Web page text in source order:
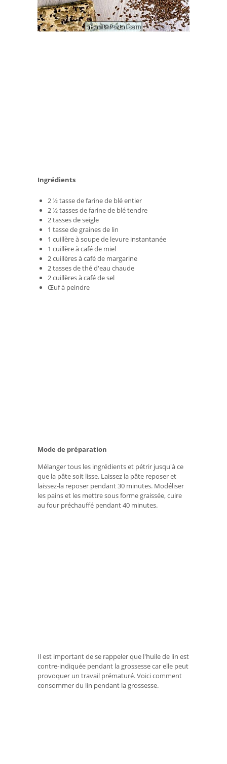
Ingrédients
2 ½ tasse de farine de blé entier
2 ½ tasses de farine de blé tendre
2 tasses de seigle
1 tasse de graines de lin
1 cuillère à soupe de levure instantanée
1 cuillère à café de miel
2 cuillères à café de margarine
2 tasses de thé d'eau chaude
2 cuillères à café de sel
Œuf à peindre
Mode de préparation
Mélanger tous les ingrédients et pétrir jusqu'à ce
que la pâte soit lisse. Laissez la pâte reposer et
laissez-la reposer pendant 30 minutes. Modéliser
les pains et les mettre sous forme graissée, cuire
au four préchauffé pendant 40 minutes.
Il est important de se rappeler que l'huile de lin est
contre-indiquée pendant la grossesse car elle peut
provoquer un travail prématuré. Voici comment
consommer du lin pendant la grossesse.